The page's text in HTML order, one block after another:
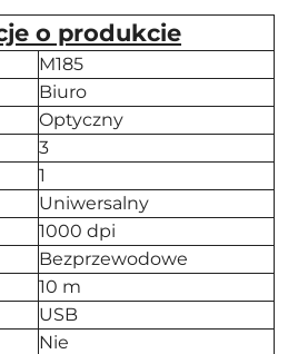
o produkcie
M185
Biuro
Optyczny
3
1
Uniwersalny
1000 dpi
Bezprzewodowe
10 m
USB
Nie